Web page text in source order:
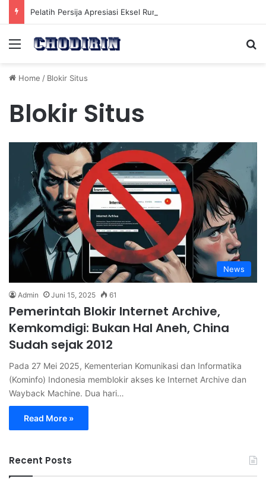
Menu
Home / Blokir Situs
Blokir Situs
News
Admin Juni 15, 2025 61
Pemerintah Blokir Internet Archive,
Kemkomdigi: Bukan Hal Aneh, China
Sudah sejak 2012
Pada 27 Mei 2025, Kementerian Komunikasi dan Informatika
(Kominfo) Indonesia memblokir akses ke Internet Archive dan
Wayback Machine. Dua hari…
Read More »
Recent Posts